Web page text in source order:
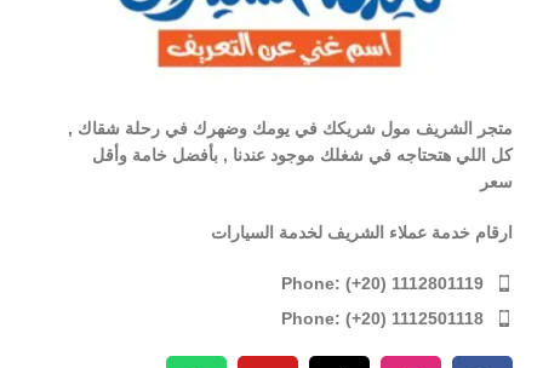
متجر الشريف مول شريكك في يومك وضهرك في رحلة شقاك ,
كل اللي هتحتاجه في شغلك موجود عندنا , بأفضل خامة وأقل
سعر
ارقام خدمة عملاء الشريف لخدمة السيارات
Phone: (+20) 1112801119
Phone: (+20) 1112501118